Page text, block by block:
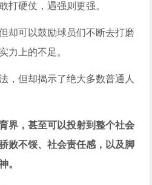
打硬仗，遇强则更强。
却可以鼓励球员们不断去打磨
力上的不足。
，但却揭示了绝大多数普通人
界，甚至可以投射到整个社会
不馁、社会责任感，以及脚
。